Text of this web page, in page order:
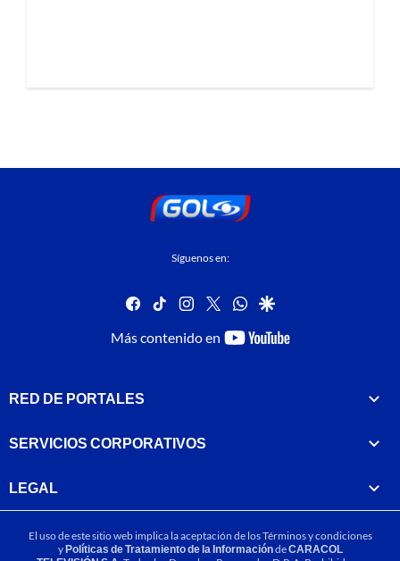
Síguenos en:
facebook
tiktok instagram
twitterwhatsapp
google
Más contenido en
youtube-
RED DE PORTALES
SERVICIOS CORPORATIVOS
LEGAL
El uso de este sitio web implica la aceptación de losTérminos y condiciones
yPolíticas de Tratamiento de la InformacióndeCARACOL